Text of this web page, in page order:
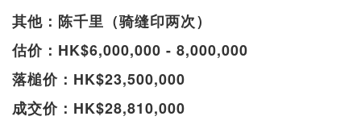
其他：陈千里（骑缝印两次）
估价：HK$6,000,000 - 8,000,000
落槌价：HK$23,500,000
成交价：HK$28,810,000